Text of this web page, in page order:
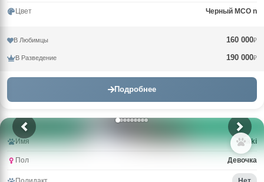
Цвет Черный MCO n
В Любимцы 160 000₽
В Разведение 190 000₽
Подробнее
Имя Wikki
Пол Девочка